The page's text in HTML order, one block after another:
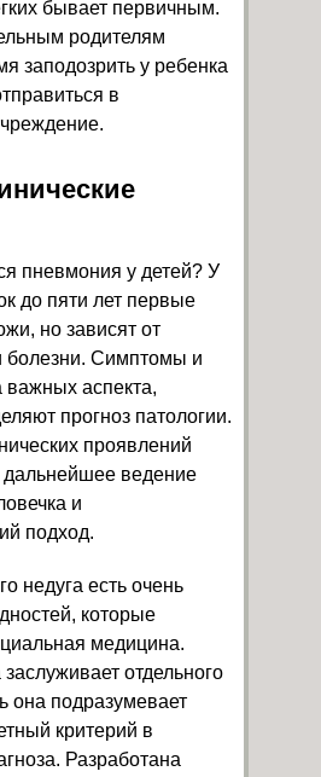
бывает первичным.
родителям
заподозрить у ребенка
в
пневмония у детей? У
до пяти лет первые
но зависят от
болезни. Симптомы и
аспекта,
прогноз патологии.
проявлений
дальнейшее ведение
и
подход.
недуга есть очень
которые
медицина.
отдельного
она подразумевает
критерий в
Разработана